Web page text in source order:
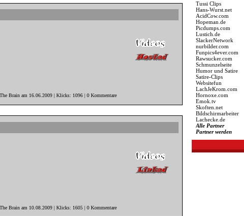
Brain am 16.06.2009 | Klicks: 1096 | 0 Kommentare
Brain am 10.08.2009 | Klicks: 1605 | 0 Kommentare
Tussi Clips
Hans-Wurst.net
AcidCow.com
Hopeman.de
Picdumps.com
Lustich.de
SlackerNetwork
nurbilder.com
Funpics4ever.com
Rawsucker.com
Schmunzelseite
Humor und Satire
Satire-Clips
Websitefun
LachJeKrom.com
Hornoxe.com
Emok.tv
Skoften.net
Bildschirmarbeiter
Lachecke.de
Alle Partner
Partner werden